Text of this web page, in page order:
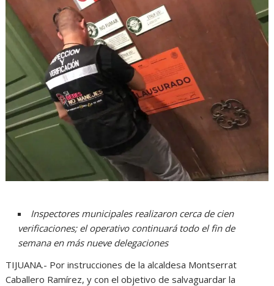
Inspectores municipales realizaron cerca de cien
verificaciones; el operativo continuará todo el fin de
semana en más nueve delegaciones
TIJUANA.- Por instrucciones de la alcaldesa Montserrat
Caballero Ramírez, y con el objetivo de salvaguardar la